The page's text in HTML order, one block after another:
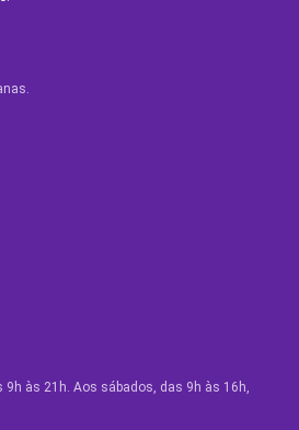
9h às 21h. Aos sábados, das 9h às 16h,